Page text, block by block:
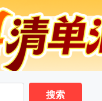
搜索